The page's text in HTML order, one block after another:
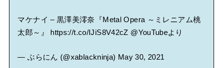
マケナイ – 黒澤美澪奈『Metal Opera ～ミレニアム桃
太郎～』
https://t.co/IJiS8V42cZ @YouTubeより
— ぶらにん (@xablackninja) May 30, 2021